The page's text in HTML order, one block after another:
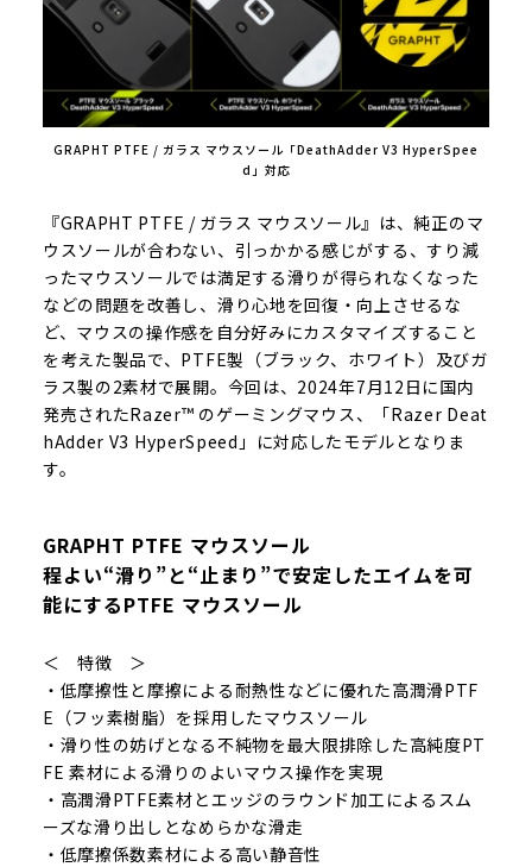
GRAPHT PTFE / ガラス マウスソール「DeathAdder V3 HyperSpee
d」対応
『GRAPHT PTFE / ガラス マウスソール』は、純正のマ
ウスソールが合わない、引っかかる感じがする、すり減
ったマウスソールでは満足する滑りが得られなくなった
などの問題を改善し、滑り心地を回復・向上させるな
ど、マウスの操作感を自分好みにカスタマイズすること
を考えた製品で、PTFE製（ブラック、ホワイト）及びガ
ラス製の2素材で展開。今回は、2024年7月12日に国内
発売されたRazer™ のゲーミングマウス、「Razer Deat
hAdder V3 HyperSpeed」に対応したモデルとなりま
す。
GRAPHT PTFE マウスソール
程よい“滑り”と“止まり”で安定したエイムを可
能にするPTFE マウスソール
＜ 特徴 ＞
・低摩擦性と摩擦による耐熱性などに優れた高潤滑PTF
E（フッ素樹脂）を採用したマウスソール
・滑り性の妨げとなる不純物を最大限排除した高純度PT
FE 素材による滑りのよいマウス操作を実現
・高潤滑PTFE素材とエッジのラウンド加工によるスム
ーズな滑り出しとなめらかな滑走
・低摩擦係数素材による高い静音性